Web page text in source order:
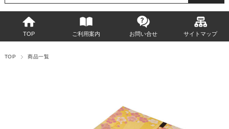
TOP ご利用案内 お問い合せ サイトマップ
TOP 商品一覧